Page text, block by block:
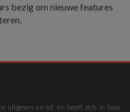
bezig om nieuwe features
uitgeven en ict' en heeft zich in haar